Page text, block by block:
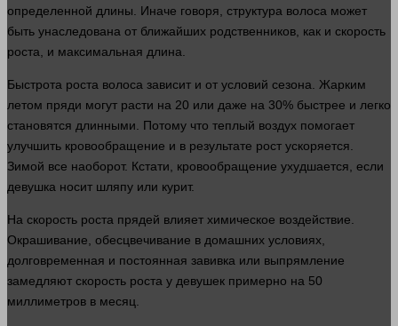
определенной длины. Иначе говоря, структура волоса может
быть унаследована от ближайших родственников, как и скорость
роста, и максимальная длина.
Быстрота роста волоса зависит и от условий сезона. Жарким
летом пряди могут расти на 20 или даже на 30% быстрее и легко
становятся длинными. Потому что теплый воздух помогает
улучшить кровообращение и в результате рост ускоряется.
Зимой все наоборот. Кстати, кровообращение ухудшается, если
девушка носит шляпу или курит.
На скорость роста прядей влияет химическое воздействие.
Окрашивание, обесцвечивание в домашних условиях,
долговременная и постоянная завивка или выпрямление
замедляют скорость роста у девушек примерно на 50
миллиметров в месяц.